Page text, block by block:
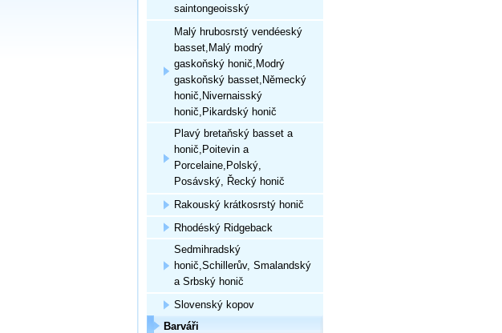
saintongeoisský
Malý hrubosrstý vendéeský
basset,Malý modrý
gaskoňský honič,Modrý
gaskoňský basset,Německý
honič,Nivernaisský
honič,Pikardský honič
Plavý bretaňský basset a
honič,Poitevin a
Porcelaine,Polský,
Posávský, Řecký honič
Rakouský krátkosrstý honič
Rhodéský Ridgeback
Sedmihradský
honič,Schillerův, Smalandský
a Srbský honič
Slovenský kopov
Barváři